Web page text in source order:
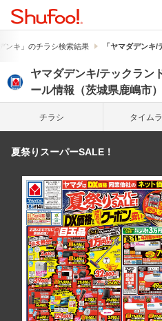
ンキ」のチラシ検索結果 「ヤマダデンキ
ヤマダデンキ/テックラン
ール情報（茨城県鹿嶋市）
チラシ タイム
夏祭りスーパーSALE！